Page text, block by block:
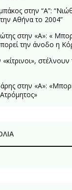
στην “A”:
Αθήνα το 2004”
στην «Α»: «
την άνοδο η
στην «Α»: